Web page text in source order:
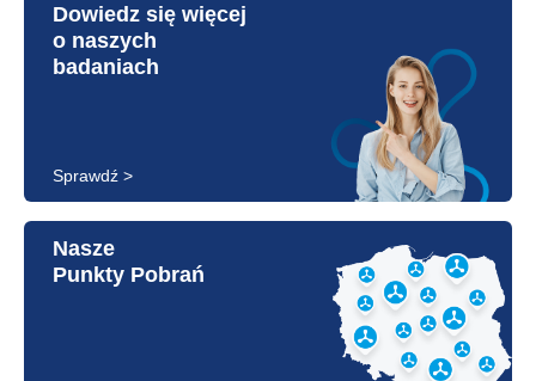
Dowiedz się więcej
o naszych
badaniach
Sprawdź >
Nasze
Punkty Pobrań